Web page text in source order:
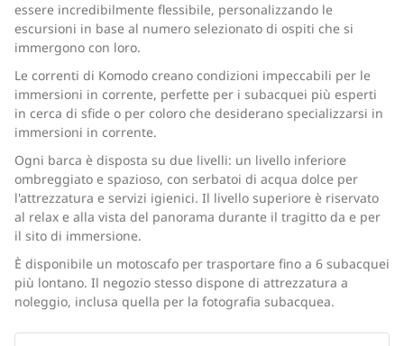
essere incredibilmente flessibile, personalizzando le
escursioni in base al numero selezionato di ospiti che si
immergono con loro.
Le correnti di Komodo creano condizioni impeccabili per le
immersioni in corrente, perfette per i subacquei più esperti
in cerca di sfide o per coloro che desiderano specializzarsi in
immersioni in corrente.
Ogni barca è disposta su due livelli: un livello inferiore
ombreggiato e spazioso, con serbatoi di acqua dolce per
l'attrezzatura e servizi igienici. Il livello superiore è riservato
al relax e alla vista del panorama durante il tragitto da e per
il sito di immersione.
È disponibile un motoscafo per trasportare fino a 6 subacquei
più lontano. Il negozio stesso dispone di attrezzatura a
noleggio, inclusa quella per la fotografia subacquea.